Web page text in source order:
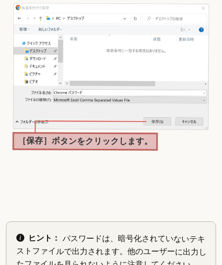
［保存］ボタンをクリックします。
ヒント： パスワードは、暗号化されていないテキ
ストファイルで出力されます。他のユーザーに出力し